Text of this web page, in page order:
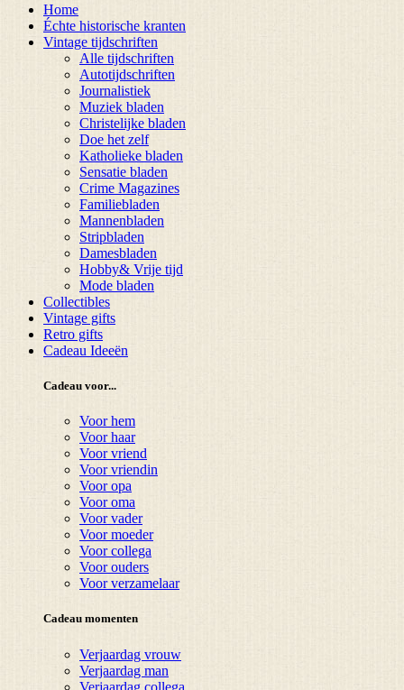
Home
Échte historische kranten
Vintage tijdschriften
Alle tijdschriften
Autotijdschriften
Journalistiek
Muziek bladen
Christelijke bladen
Doe het zelf
Katholieke bladen
Sensatie bladen
Crime Magazines
Familiebladen
Mannenbladen
Stripbladen
Damesbladen
Hobby& Vrije tijd
Mode bladen
Collectibles
Vintage gifts
Retro gifts
Cadeau Ideeën
Cadeau voor...
Voor hem
Voor haar
Voor vriend
Voor vriendin
Voor opa
Voor oma
Voor vader
Voor moeder
Voor collega
Voor ouders
Voor verzamelaar
Cadeau momenten
Verjaardag vrouw
Verjaardag man
Verjaardag collega